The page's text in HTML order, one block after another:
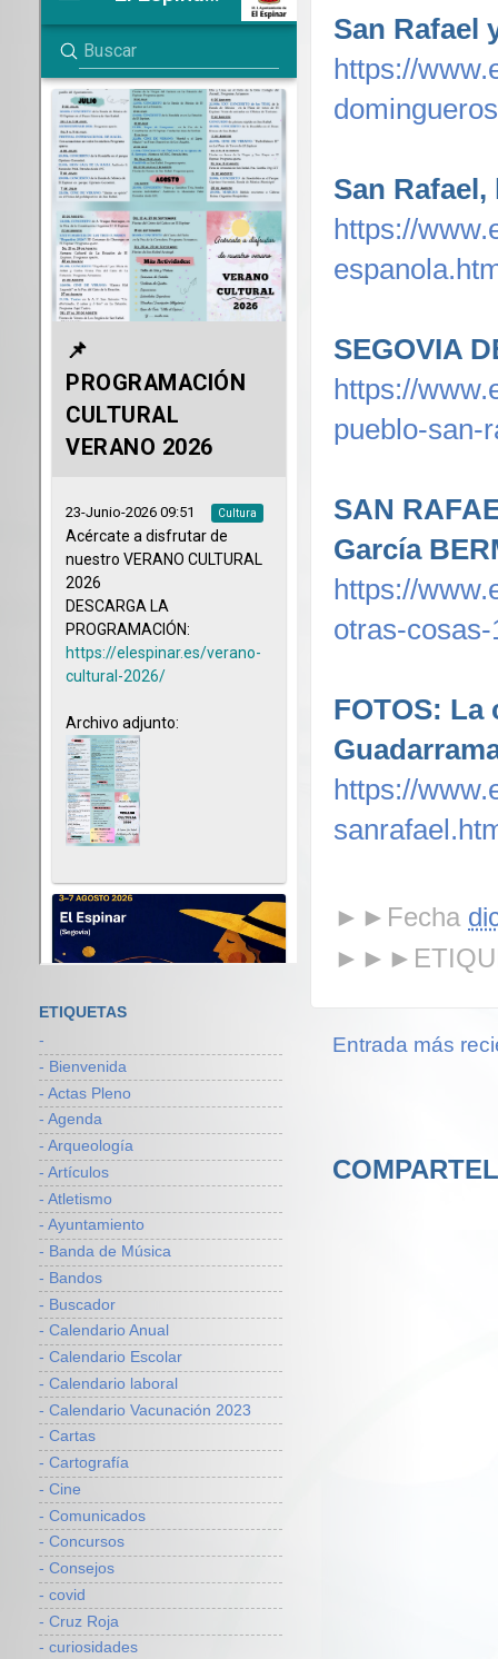
San Rafael
https://
San
https://
SEGOVIA
https://
pueblo-san-
SAN
García
https://
otras-
FOTOS:
https://
►►Fecha
Entrada más
ETIQUETAS
-
- Bienvenida
- Actas Pleno
- Agenda
- Arqueología
- Artículos
- Atletismo
- Ayuntamiento
- Banda de Música
- Bandos
- Buscador
- Calendario Anual
- Calendario Escolar
- Calendario laboral
- Calendario Vacunación 2023
- Cartas
- Cartografía
- Cine
- Comunicados
- Concursos
- Consejos
- covid
- Cruz Roja
- curiosidades